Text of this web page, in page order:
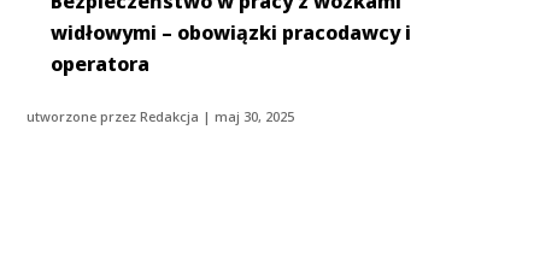
widłowymi – obowiązki pracodawcy i
operatora
utworzone przezRedakcja |maj 30, 2025